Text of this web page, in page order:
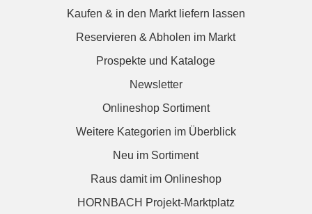
Kaufen & in den Markt liefern lassen
Reservieren & Abholen im Markt
Prospekte und Kataloge
Newsletter
Onlineshop Sortiment
Weitere Kategorien im Überblick
Neu im Sortiment
Raus damit im Onlineshop
HORNBACH Projekt-Marktplatz